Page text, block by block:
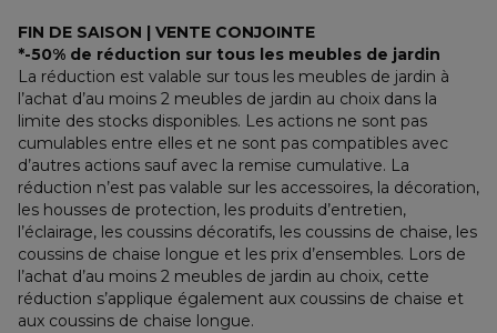
FIN DE SAISON | VENTE CONJOINTE
*-50% de réduction sur tous les meubles de jardin
La réduction est valable sur tous les meubles de jardin à
l’achat d’au moins 2 meubles de jardin au choix dans la
limite des stocks disponibles. Les actions ne sont pas
cumulables entre elles et ne sont pas compatibles avec
d’autres actions sauf avec la remise cumulative. La
réduction n’est pas valable sur les accessoires, la décoration,
les housses de protection, les produits d’entretien,
l’éclairage, les coussins décoratifs, les coussins de chaise, les
coussins de chaise longue et les prix d’ensembles. Lors de
l’achat d’au moins 2 meubles de jardin au choix, cette
réduction s’applique également aux coussins de chaise et
aux coussins de chaise longue.